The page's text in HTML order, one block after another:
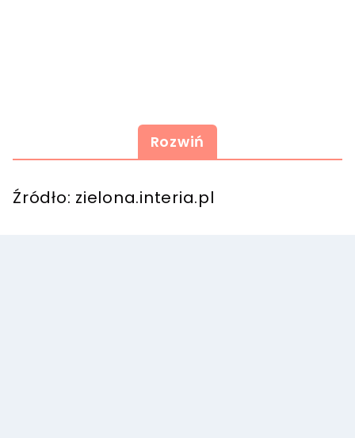
Rozwiń
Źródło: zielona.interia.pl